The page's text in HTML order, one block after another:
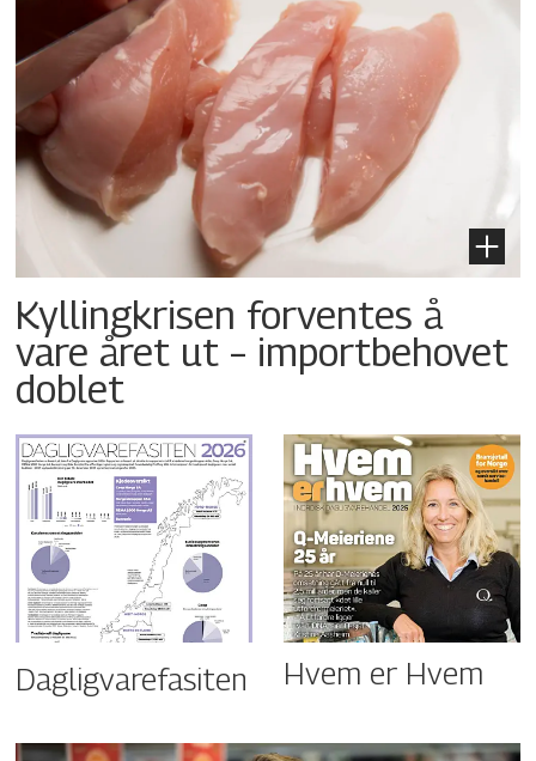
Kyllingkrisen forventes å
vare året ut – importbehovet
doblet
Dagligvarefasiten Hvem er Hvem